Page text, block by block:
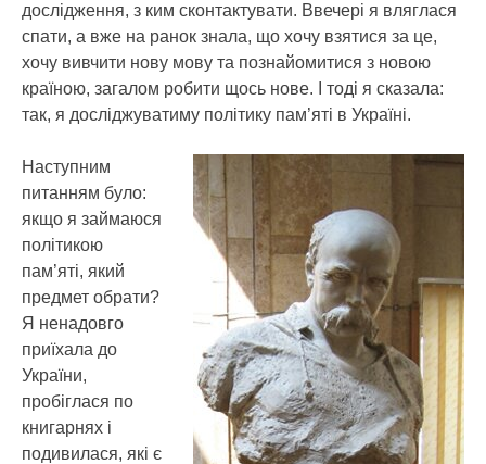
дослідження, з ким сконтактувати. Ввечері я вляглася
спати, а вже на ранок знала, що хочу взятися за це,
хочу вивчити нову мову та познайомитися з новою
країною, загалом робити щось нове. І тоді я сказала:
так, я досліджуватиму політику пам’яті в Україні.
Наступним
питанням було:
якщо я займаюся
політикою
пам’яті, який
предмет обрати?
Я ненадовго
приїхала до
України,
пробіглася по
книгарнях і
подивилася, які є